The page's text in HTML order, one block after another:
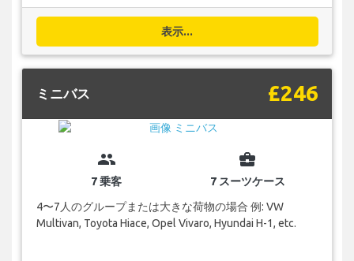
表示...
ミニバス £246
group
7 乗客
business_center
7 スーツケース
4〜7人のグループまたは大きな荷物の場合 例: VW
Multivan, Toyota Hiace, Opel Vivaro, Hyundai H-1, etc.